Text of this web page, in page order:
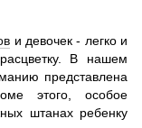
и девочек - легко и
В нашем
представлена
этого, особое
штанах ребенку